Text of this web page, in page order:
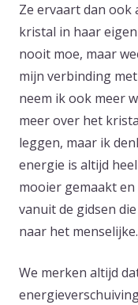
Ze ervaart dan ook
kristal in haar eigen
nooit moe, maar
mijn verbinding
neem ik ook meer
meer over het
leggen, maar ik
energie is altijd
mooier gemaakt
vanuit de gidsen
naar het menselijke.
We merken altijd